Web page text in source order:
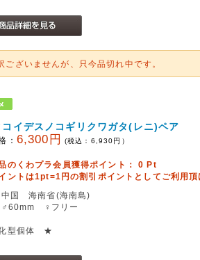
ございませんが、只今品切れ中です。
コイデスノコギリクワガタ(レニ)ペア
： 6,300円 (税込： 6,930円）
のくわプラ会員獲得ポイント：0 Pt
ントは1pt=1円の割引ポイントとしてご利用頂
国 海南省(海南島)
♀フリー
型個体 ★